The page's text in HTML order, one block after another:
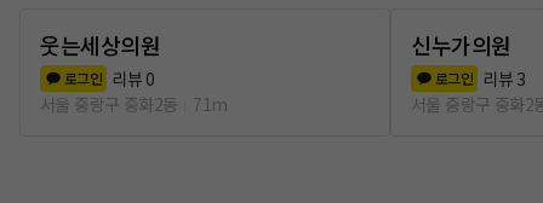
웃는세상의원
로그인 리뷰 0
서울 중랑구 중화2동
71m
신누가의원
로그인 리뷰 3
서울 중랑구 중화2